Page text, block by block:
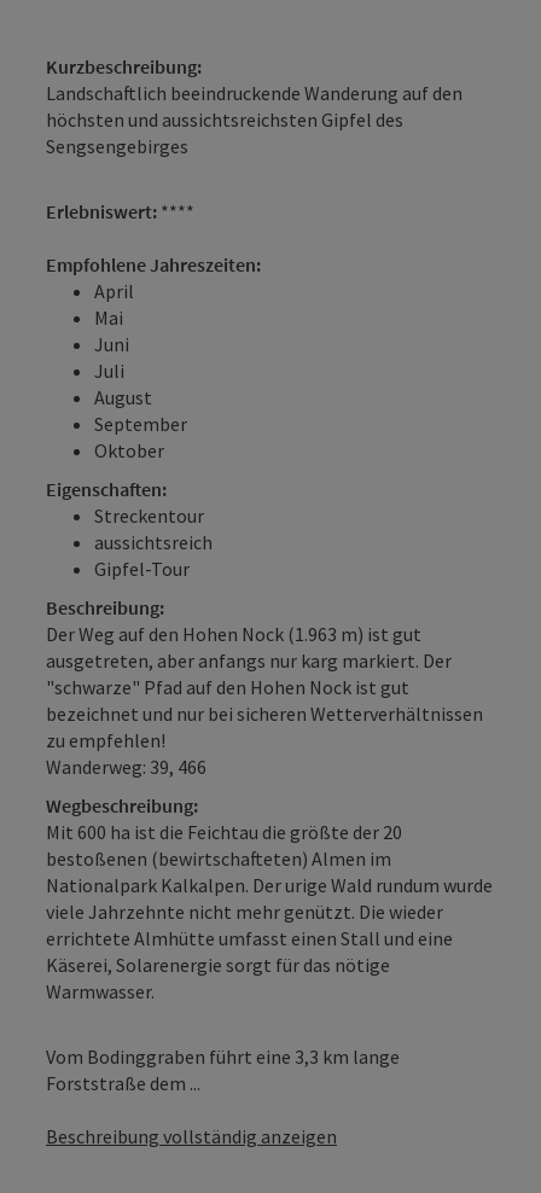
Kurzbeschreibung:
Landschaftlich beeindruckende Wanderung auf den
höchsten und aussichtsreichsten Gipfel des
Sengsengebirges
Erlebniswert: ****
Empfohlene Jahreszeiten:
April
Mai
Juni
Juli
August
September
Oktober
Eigenschaften:
Streckentour
aussichtsreich
Gipfel-Tour
Beschreibung:
Der Weg auf den Hohen Nock (1.963 m) ist gut
ausgetreten, aber anfangs nur karg markiert. Der
"schwarze" Pfad auf den Hohen Nock ist gut
bezeichnet und nur bei sicheren Wetterverhältnissen
zu empfehlen!
Wanderweg: 39, 466
Wegbeschreibung:
Mit 600 ha ist die Feichtau die größte der 20
bestoßenen (bewirtschafteten) Almen im
Nationalpark Kalkalpen. Der urige Wald rundum wurde
viele Jahrzehnte nicht mehr genützt. Die wieder
errichtete Almhütte umfasst einen Stall und eine
Käserei, Solarenergie sorgt für das nötige
Warmwasser.
Vom Bodinggraben führt eine 3,3 km lange
Forststraße dem ...
Beschreibung vollständig anzeigen